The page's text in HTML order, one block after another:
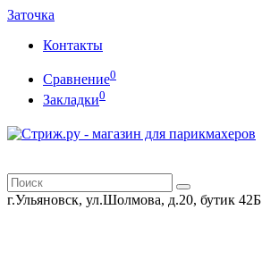
Заточка
Контакты
Сравнение0
Закладки0
г.Ульяновск, ул.Шолмова, д.20, бутик 42Б